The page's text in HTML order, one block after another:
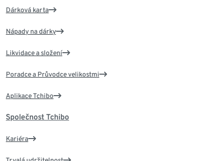
Dárková karta
Nápady na dárky
Likvidace a složení
Poradce a Průvodce velikostmi
Aplikace Tchibo
Společnost Tchibo
Kariéra